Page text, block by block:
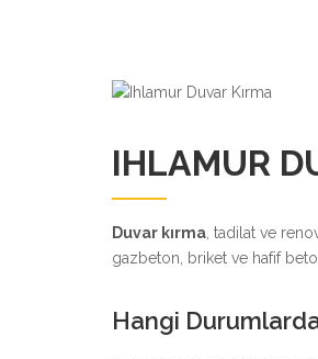
IHLAMUR
Duvar kırma , tadilat ve
gazbeton, briket ve hafif
Hangi Durumlarda